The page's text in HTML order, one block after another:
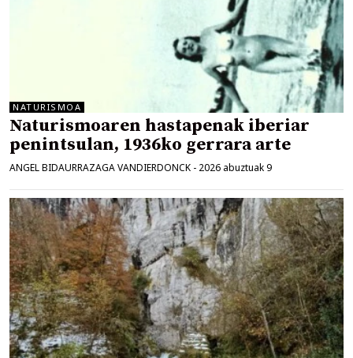
NATURISMOA
Naturismoaren hastapenak iberiar
penintsulan, 1936ko gerrara arte
ANGEL BIDAURRAZAGA VANDIERDONCK - 2026 abuztuak 9